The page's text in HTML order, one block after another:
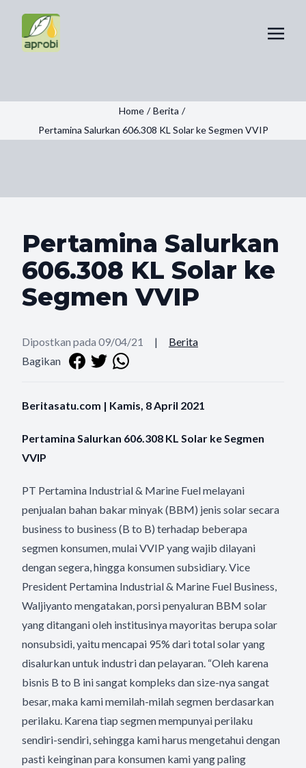
Home / Berita /
Pertamina Salurkan 606.308 KL Solar ke Segmen VVIP
Pertamina Salurkan
606.308 KL Solar ke
Segmen VVIP
Dipostkan pada 09/04/21 |
Berita
Bagikan
Beritasatu.com | Kamis, 8 April 2021
Pertamina Salurkan 606.308 KL Solar ke Segmen
VVIP
PT Pertamina Industrial & Marine Fuel melayani
penjualan bahan bakar minyak (BBM) jenis solar secara
business to business (B to B) terhadap beberapa
segmen konsumen, mulai VVIP yang wajib dilayani
dengan segera, hingga konsumen subsidiary. Vice
President Pertamina Industrial & Marine Fuel Business,
Waljiyanto mengatakan, porsi penyaluran BBM solar
yang ditangani oleh institusinya mayoritas berupa solar
nonsubsidi, yaitu mencapai 95% dari total solar yang
disalurkan untuk industri dan pelayaran. “Oleh karena
bisnis B to B ini sangat kompleks dan size-nya sangat
besar, maka kami memilah-milah segmen berdasarkan
perilaku. Karena tiap segmen mempunyai perilaku
sendiri-sendiri, sehingga kami harus mengetahui dengan
pasti keinginan para konsumen kami yang paling